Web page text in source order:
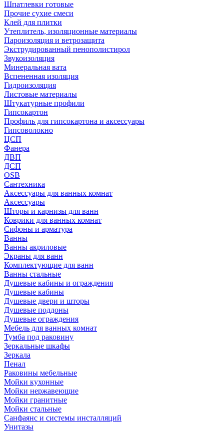
Шпатлевки готовые
Прочие сухие смеси
Клей для плитки
Утеплитель, изоляционные материалы
Пароизоляция и ветрозащита
Экструдированный пенополистирол
Звукоизоляция
Минеральная вата
Вспененная изоляция
Гидроизоляция
Листовые материалы
Штукатурные профили
Гипсокартон
Профиль для гипсокартона и аксессуары
Гипсоволокно
ЦСП
Фанера
ДВП
ДСП
OSB
Сантехника
Аксессуары для ванных комнат
Аксессуары
Шторы и карнизы для ванн
Коврики для ванных комнат
Сифоны и арматура
Ванны
Ванны акриловые
Экраны для ванн
Комплектующие для ванн
Ванны стальные
Душевые кабины и ограждения
Душевые кабины
Душевые двери и шторы
Душевые поддоны
Душевые ограждения
Мебель для ванных комнат
Тумба под раковину
Зеркальные шкафы
Зеркала
Пенал
Раковины мебельные
Мойки кухонные
Мойки нержавеющие
Мойки гранитные
Мойки стальные
Санфаянс и системы инсталляций
Унитазы